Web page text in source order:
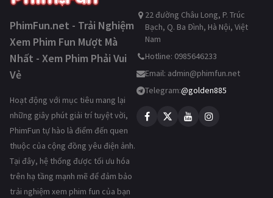
PhimFun.net - Trải Nghiệm
Xem Phim Fun Mượt Mà
Nhất - Xem Phim Phải Vui
Vẻ
Hoạt động với mục tiêu mang lại
những giây phút giải trí tuyệt vời,
PhimFun tự hào là điểm đến quen
thuộc của cộng đồng yêu điện ảnh.
Tại đây, hệ thống được tối ưu hóa
trên hạ tầng mạnh mẽ để đảm bảo
trải nghiệm xem phim fun của bạn
22 đường Châu Long, P. Trúc
Bạch, Q. Ba Đình, Hà Nội, Việt
Nam
Hotline: 0985646233
Email: admin@phimfun.net
Telegram:@golden885